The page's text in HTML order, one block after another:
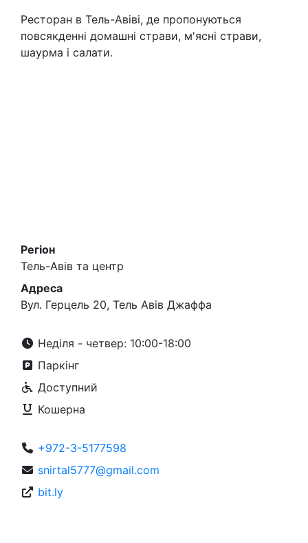
Ресторан в Тель-Авіві, де пропонуються
повсякденні домашні страви, м'ясні страви,
шаурма і салати.
Регіон
Тель-Авів та центр
Адреса
Вул. Герцель 20, Тель Авів Джаффа
Неділя - четвер: 10:00-18:00
Паркінг
Доступний
Кошерна
+972-3-5177598
snirtal5777@gmail.com
bit.ly